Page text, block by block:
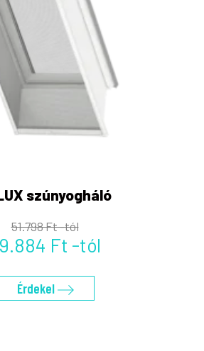
szúnyogháló
51.798 Ft -tól
Ft -tól
Érdekel